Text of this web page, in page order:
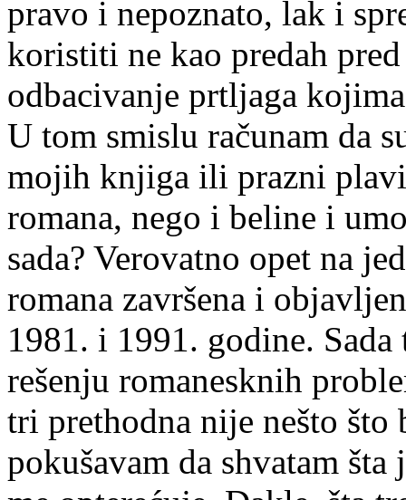
pravo i nepoznato, lak i
koristiti ne kao predah
odbacivanje prtljaga
U tom smislu računam da
mojih knjiga ili prazni
romana, nego i beline i
sada? Verovatno opet na
romana završena i
1981. i 1991. godine.
rešenju romanesknih
tri prethodna nije nešto
pokušavam da shvatam